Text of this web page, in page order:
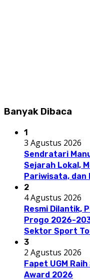
Banyak Dibaca
1
3 Agustus 2026
Sendratari
Sejarah Lokal,
Pariwisata, dan
2
4 Agustus 2026
Resmi Dilantik,
Progo 2026-
Sektor Sport
3
2 Agustus 2026
Fapet UGM
Award 2026